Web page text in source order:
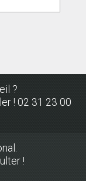
?
! 02 31 23 00
!